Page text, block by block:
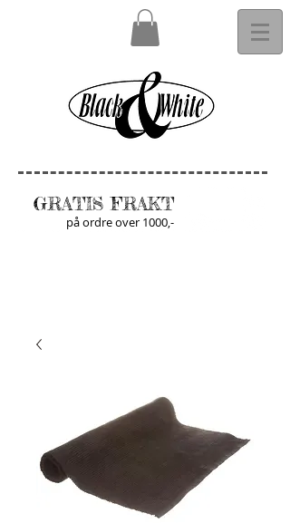
GRATIS FRAKT
på ordre over 1000,-